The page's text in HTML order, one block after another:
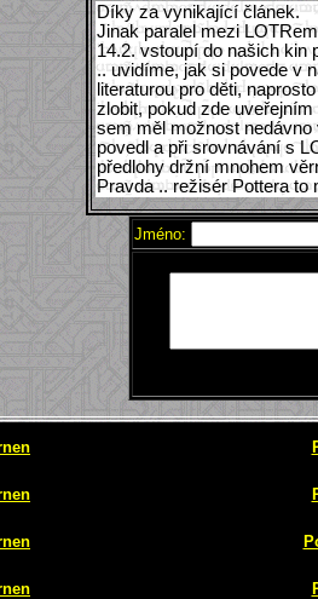
Díky za vynikající článek.
Jinak paralel mezi
14.2. vstoupí do našich kin
.. uvidíme, jak si povede v
literaturou pro děti,
zlobit, pokud zde
sem měl možnost
povedl a při srovnávání s
předlohy držní mnohem
Pravda .. režisér Pottera to
Jméno: